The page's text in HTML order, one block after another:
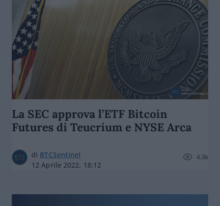
La SEC approva l’ETF Bitcoin
Futures di Teucrium e NYSE Arca
di BTCSentinel
12 Aprile 2022, 18:12
4.3k